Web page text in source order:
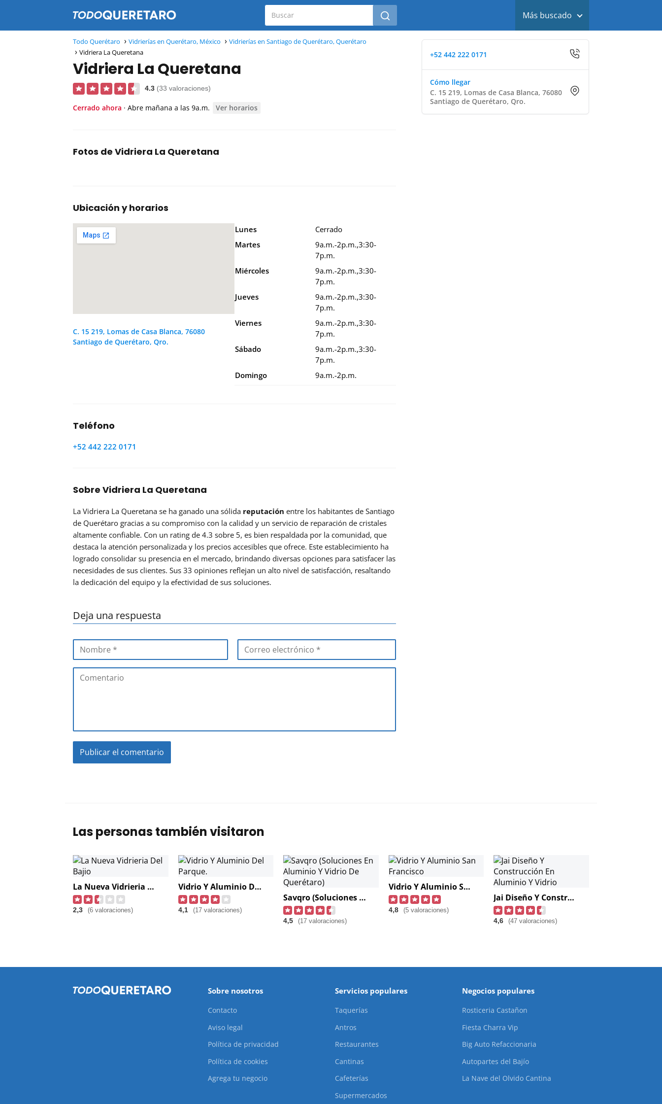
Más buscado
Todo Querétaro Vidrierías en Querétaro, México
Vidrierías en Santiago de Querétaro, Querétaro
Vidriera La Queretana
Vidriera La Queretana
4.3 (33 valoraciones)
Cerrado ahora · Abre mañana a las 9a.m. Ver horarios
Fotos de Vidriera La Queretana
Ubicación y horarios
C. 15 219, Lomas de Casa Blanca, 76080
Santiago de Querétaro, Qro.
Lunes
Cerrado
Martes
9a.m.-2p.m.,3:30-
7p.m.
Miércoles
9a.m.-2p.m.,3:30-
7p.m.
Jueves
9a.m.-2p.m.,3:30-
7p.m.
Viernes
9a.m.-2p.m.,3:30-
7p.m.
Sábado
9a.m.-2p.m.,3:30-
7p.m.
Domingo
9a.m.-2p.m.
Teléfono
+52 442 222 0171
Sobre Vidriera La Queretana
La Vidriera La Queretana se ha ganado una sólida reputación entre los habitantes de Santiago
de Querétaro gracias a su compromiso con la calidad y un servicio de reparación de cristales
altamente confiable. Con un rating de 4.3 sobre 5, es bien respaldada por la comunidad, que
destaca la atención personalizada y los precios accesibles que ofrece. Este establecimiento ha
logrado consolidar su presencia en el mercado, brindando diversas opciones para satisfacer las
necesidades de sus clientes. Sus 33 opiniones reflejan un alto nivel de satisfacción, resaltando
la dedicación del equipo y la efectividad de sus soluciones.
Deja una respuesta
+52 442 222 0171
Cómo llegar
C. 15 219, Lomas de Casa Blanca, 76080
Santiago de Querétaro, Qro.
Las personas también visitaron
La Nueva Vidrieria Del Bajio
2,3 (6 valoraciones)
Vidrio Y Aluminio Del Parque.
4,1 (17 valoraciones)
Savqro (Soluciones En Aluminio Y Vidrio De Querétaro)
4,5 (17 valoraciones)
Vidrio Y Aluminio San Francisco
4,8 (5 valoraciones)
Jai Diseño Y Construcción En Aluminio Y Vidrio
4,6 (47 valoraciones)
Sobre nosotros
Contacto
Aviso legal
Política de privacidad
Política de cookies
Agrega tu negocio
Servicios populares
Taquerías
Antros
Restaurantes
Cantinas
Cafeterías
Supermercados
Negocios populares
Rosticeria Castañon
Fiesta Charra Vip
Big Auto Refaccionaria
Autopartes del Bajío
La Nave del Olvido Cantina